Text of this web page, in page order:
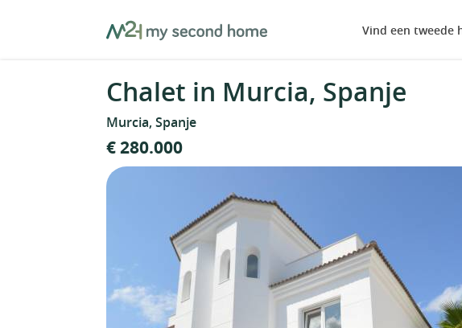
MySecondHome Vind een tweede
Chalet in Murcia, Spanje
Murcia, Spanje
€ 280.000